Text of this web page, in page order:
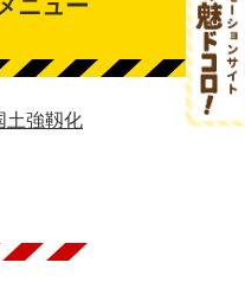
ニュー
土強靱化